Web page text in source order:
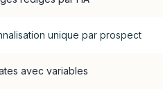
unique par prospect
avec variables